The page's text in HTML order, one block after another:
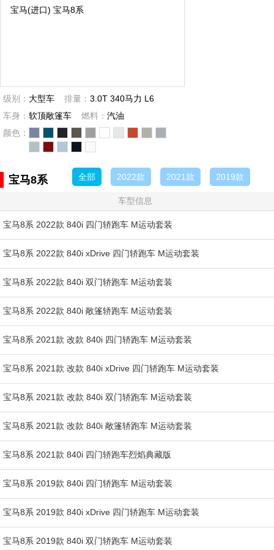
级别： 大型车 排量： 3.0T 340马力 L6
车身： 软顶敞篷车 燃料： 汽油
颜色：
宝马8系 全部 2022款 2021款 2019款
车型信息
宝马8系 2022款 840i 四门轿跑车 M运动套装
宝马8系 2022款 840i xDrive 四门轿跑车 M运动套装
宝马8系 2022款 840i 双门轿跑车 M运动套装
宝马8系 2022款 840i 敞篷轿跑车 M运动套装
宝马8系 2021款 改款 840i 四门轿跑车 M运动套装
宝马8系 2021款 改款 840i xDrive 四门轿跑车 M运动套装
宝马8系 2021款 改款 840i 双门轿跑车 M运动套装
宝马8系 2021款 改款 840i 敞篷轿跑车 M运动套装
宝马8系 2021款 840i 四门轿跑车烈焰典藏版
宝马8系 2019款 840i 四门轿跑车 M运动套装
宝马8系 2019款 840i xDrive 四门轿跑车 M运动套装
宝马8系 2019款 840i 双门轿跑车 M运动套装